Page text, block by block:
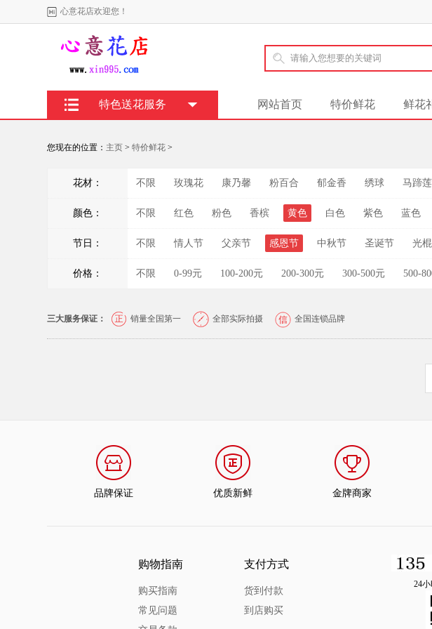
心意花店欢迎您！
网站首页 特价鲜花 鲜花
特色送花服务
您现在的位置： 主页 > 特价鲜花 >
花材： 不限 玫瑰花 康乃馨 粉百合 郁金香 绣球 马蹄莲
颜色： 不限 红色 粉色 香槟 黄色 白色 紫色 蓝色
节日： 不限 情人节 父亲节 感恩节 中秋节 圣诞节 光
价格： 不限 0-99元 100-200元 200-300元 300-500元 500-
三大服务保证： 销量全国第一 全部实际拍摄 全国连锁品牌
品牌保证 优质新鲜 金牌商家
购物指南
购买指南
常见问题
支付方式
货到付款
到店购买
24